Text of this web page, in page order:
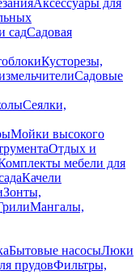
Аксессуары для
садСадовая
Кусторезы,
Садовые
Сеялки,
Мойки высокого
Отдых и
мебели для
Качели
Зонты,
Мангалы,
Бытовые насосыЛюки
прудовФильтры,